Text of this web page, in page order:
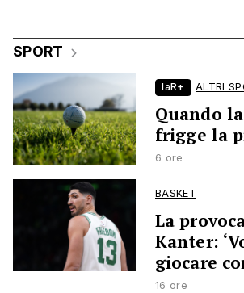
SPORT
laR+ ALTRI
Quando
frigge la
6 ore
BASKET
La
Kanter:
giocare
16 ore